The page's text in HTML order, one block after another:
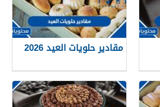
مقادير حلويات العيد 2026